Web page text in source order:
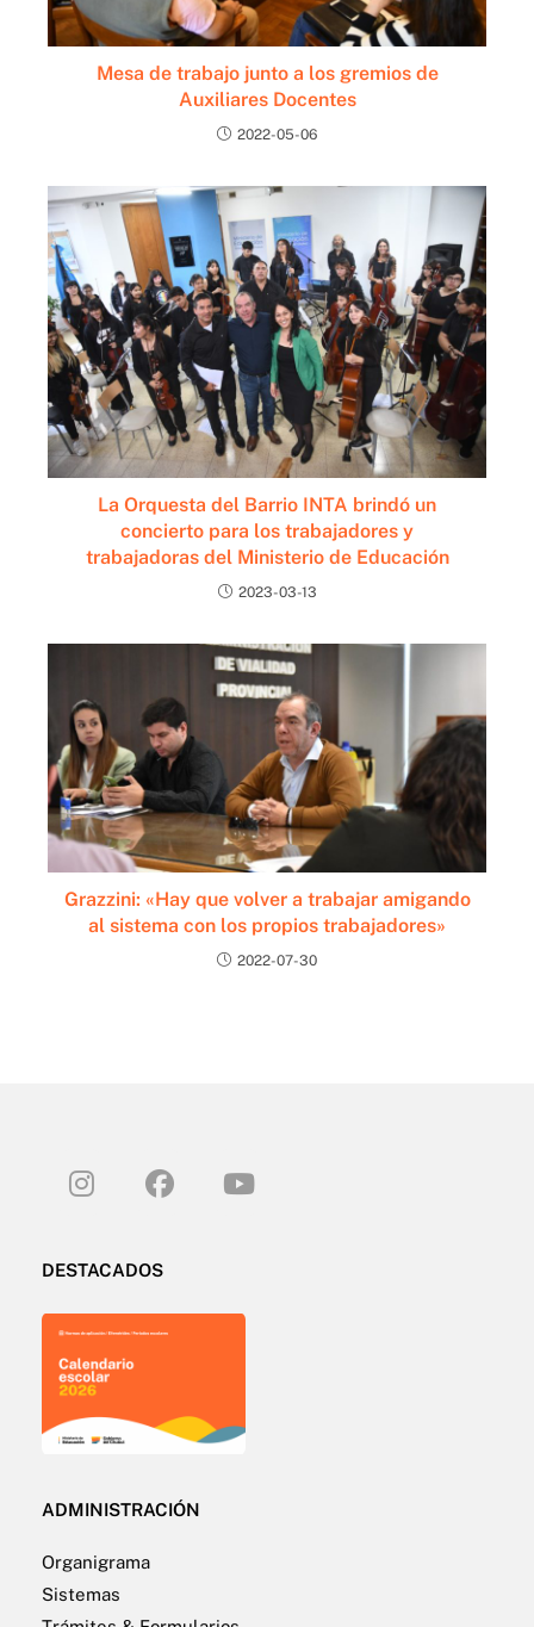
Mesa de trabajo junto a los gremios de
Auxiliares Docentes
2022-05-06
La Orquesta del Barrio INTA brindó un
concierto para los trabajadores y
trabajadoras del Ministerio de Educación
2023-03-13
Grazzini: «Hay que volver a trabajar amigando
al sistema con los propios trabajadores»
2022-07-30
DESTACADOS
ADMINISTRACIÓN
Organigrama
Sistemas